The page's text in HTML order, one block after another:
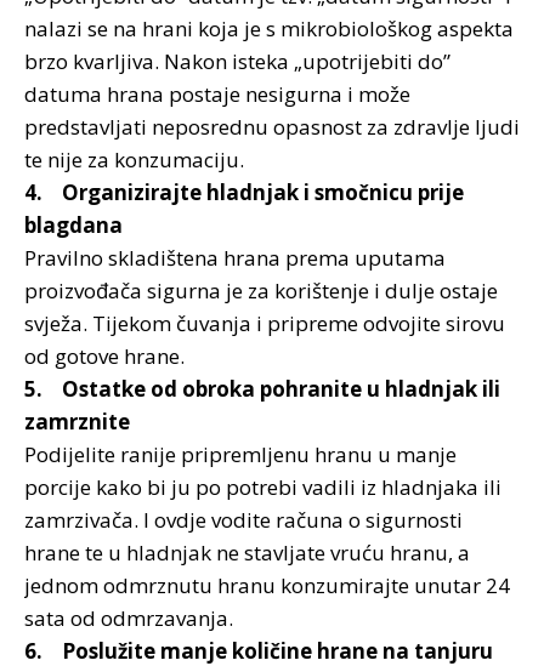
nalazi se na hrani koja je s mikrobiološkog aspekta
brzo kvarljiva. Nakon isteka „upotrijebiti do”
datuma hrana postaje nesigurna i može
predstavljati neposrednu opasnost za zdravlje ljudi
te nije za konzumaciju.
4. Organizirajte hladnjak i smočnicu prije
blagdana
Pravilno skladištena hrana prema uputama
proizvođača sigurna je za korištenje i dulje ostaje
svježa. Tijekom čuvanja i pripreme odvojite sirovu
od gotove hrane.
5. Ostatke od obroka pohranite u hladnjak ili
zamrznite
Podijelite ranije pripremljenu hranu u manje
porcije kako bi ju po potrebi vadili iz hladnjaka ili
zamrzivača. I ovdje vodite računa o sigurnosti
hrane te u hladnjak ne stavljate vruću hranu, a
jednom odmrznutu hranu konzumirajte unutar 24
sata od odmrzavanja.
6. Poslužite manje količine hrane na tanjuru